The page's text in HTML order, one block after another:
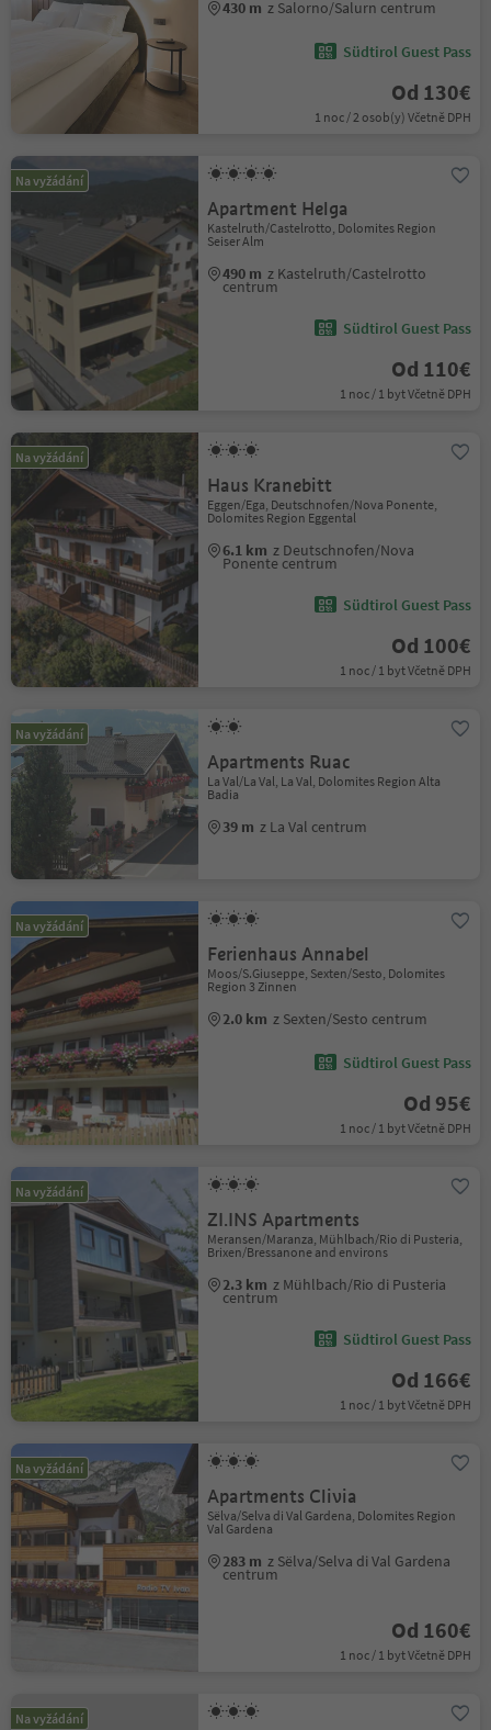
430 m z Salorno/Salurn centrum
Südtirol Guest Pass
Od 130€
1 noc / 2 osob(y) Včetně DPH
Na vyžádání
Apartment Helga
Kastelruth/Castelrotto, Dolomites Region
Seiser Alm
490 m z Kastelruth/Castelrotto
centrum
Südtirol Guest Pass
Od 110€
1 noc / 1 byt Včetně DPH
Na vyžádání
Haus Kranebitt
Eggen/Ega, Deutschnofen/Nova Ponente,
Dolomites Region Eggental
6.1 km z Deutschnofen/Nova
Ponente centrum
Südtirol Guest Pass
Od 100€
1 noc / 1 byt Včetně DPH
Na vyžádání
Apartments Ruac
La Val/La Val, La Val, Dolomites Region Alta
Badia
39 m z La Val centrum
Na vyžádání
Ferienhaus Annabel
Moos/S.Giuseppe, Sexten/Sesto, Dolomites
Region 3 Zinnen
2.0 km z Sexten/Sesto centrum
Südtirol Guest Pass
Od 95€
1 noc / 1 byt Včetně DPH
Na vyžádání
ZI.INS Apartments
Meransen/Maranza, Mühlbach/Rio di Pusteria,
Brixen/Bressanone and environs
2.3 km z Mühlbach/Rio di Pusteria
centrum
Südtirol Guest Pass
Od 166€
1 noc / 1 byt Včetně DPH
Na vyžádání
Apartments Clivia
Sëlva/Selva di Val Gardena, Dolomites Region
Val Gardena
283 m z Sëlva/Selva di Val Gardena
centrum
Od 160€
1 noc / 1 byt Včetně DPH
Na vyžádání